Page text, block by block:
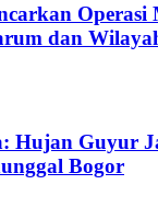
Operasi
dan
Hujan Guyur
Bogor